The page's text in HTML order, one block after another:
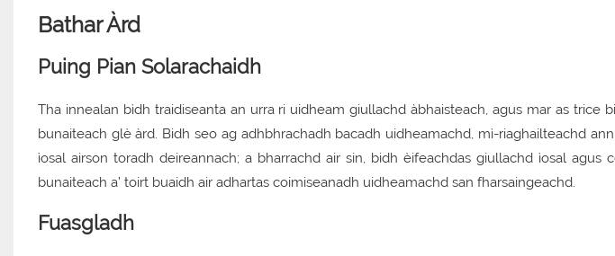
Bathar Àrd
Puing Pian Solarachaidh
Tha innealan bìdh traidiseanta an urra ri uidheam giullachd àbhaisteach, agus mar as trice
bunaiteach glè àrd. Bidh seo ag adhbhrachadh bacadh uidheamachd, mì-riaghailteachd
ìosal airson toradh deireannach; a bharrachd air sin, bidh èifeachdas giullachd ìosal agus
bunaiteach a’ toirt buaidh air adhartas coimiseanadh uidheamachd san fharsaingeachd.
Fuasgladh